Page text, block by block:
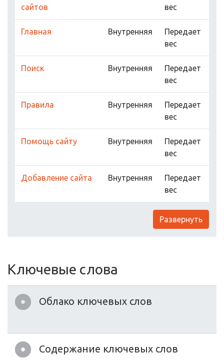
сайтов
вес
Главная Внутренняя
Передает
вес
Поиск Внутренняя
Передает
вес
Правила Внутренняя
Передает
вес
Помощь сайту Внутренняя
Передает
вес
Добавление сайта Внутренняя
Передает
вес
Развернуть
Ключевые слова
Облако ключевых слов
Содержание ключевых слов